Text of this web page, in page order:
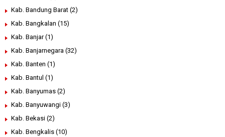
Kab. Bandung Barat (2)
Kab. Bangkalan (15)
Kab. Banjar (1)
Kab. Banjarnegara (32)
Kab. Banten (1)
Kab. Bantul (1)
Kab. Banyumas (2)
Kab. Banyuwangi (3)
Kab. Bekasi (2)
Kab. Bengkalis (10)